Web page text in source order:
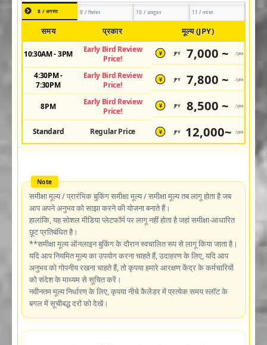
8 / अगस्त 9 / सितंबर 10 / अक्टूबर 11 / नवंबर
समय प्रकार मूल्य (JPY)
10:30AM - 3PM
Early Bird Review
Price!
¥ JPY 7,000 ~ /pax
4:30PM -
7:30PM
Early Bird Review
Price!
¥ JPY 7,800 ~ /pax
8PM
Early Bird Review
Price!
¥ JPY 8,500 ~ /pax
Standard Regular Price ¥ JPY 12,000~ /pax
समीक्षा मूल्य / प्रारंभिक बुकिंग समीक्षा मूल्य / समीक्षा मूल्य तब लागू होता है जब
आप अपने अनुभव को साझा करने की योजना बनाते हैं।
हालांकि, यह सोशल मीडिया प्लेटफॉर्म पर लागू नहीं होता है जहां समीक्षा-आधारित
छूट प्रतिबंधित है।
**समीक्षा मूल्य ऑनलाइन बुकिंग के दौरान स्वचालित रूप से लागू किया जाता है।
यदि आप नियमित मूल्य का उपयोग करना चाहते हैं, उदाहरण के लिए, यदि आप
अनुभव को गोपनीय रखना चाहते हैं, तो कृपया हमारे आरक्षण केंद्र के कर्मचारियों
को संदेश के माध्यम से सूचित करें।
नवीनतम मूल्य निर्धारण के लिए, कृपया नीचे कैलेंडर में प्रत्येक समय स्लॉट के
बगल में सूचीबद्ध दरों को देखें।